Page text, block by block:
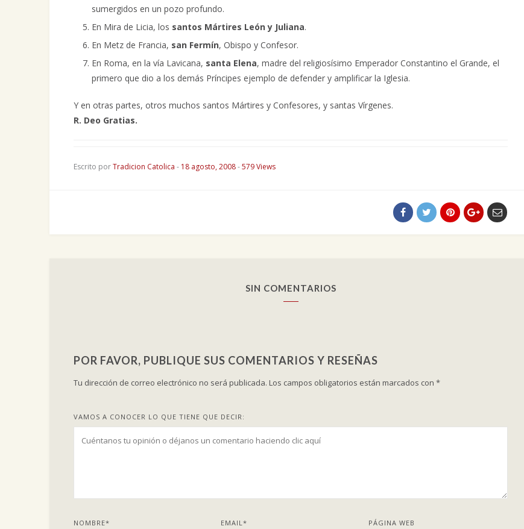
sumergidos en un pozo profundo.
En Mira de Licia, los santos Mártires León y Juliana.
En Metz de Francia, san Fermín, Obispo y Confesor.
En Roma, en la vía Lavicana, santa Elena, madre del religiosísimo Emperador Constantino el Grande, el
primero que dio a los demás Príncipes ejemplo de defender y amplificar la Iglesia.
Y en otras partes, otros muchos santos Mártires y Confesores, y santas Vírgenes.
R. Deo Gratias.
Escrito porTradicion Catolica - 18 agosto, 2008-579 Views
SIN COMENTARIOS
POR FAVOR, PUBLIQUE SUS COMENTARIOS Y RESEÑAS
Tu dirección de correo electrónico no será publicada. Los campos obligatorios están marcados con *
VAMOS A CONOCER LO QUE TIENE QUE DECIR:
NOMBRE* EMAIL* PÁGINA WEB